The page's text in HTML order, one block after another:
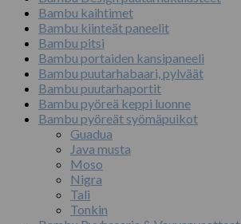
Bambu kaihtimet
Bambu kiinteät paneelit
Bambu pitsi
Bambu portaiden kansipaneeli
Bambu puutarhabaari, pylväät
Bambu puutarhaportit
Bambu pyöreä keppi luonne
Bambu pyöreät syömäpuikot
Guadua
Java musta
Moso
Nigra
Tali
Tonkin